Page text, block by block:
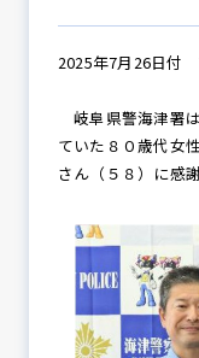
2025年7月26日付
岐阜県警海津署
ていた８０歳代女
さん（５８）に感